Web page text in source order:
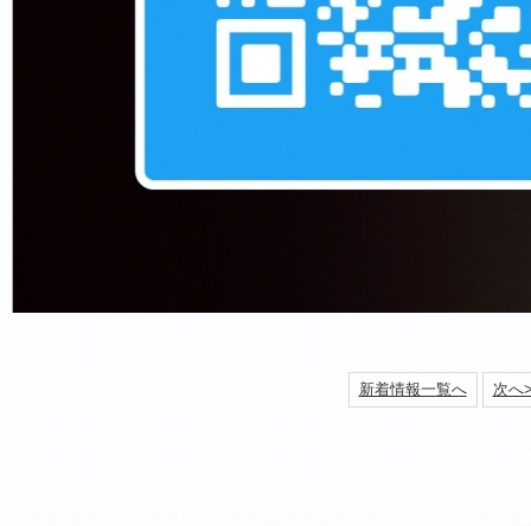
新着情報一覧へ 次へ